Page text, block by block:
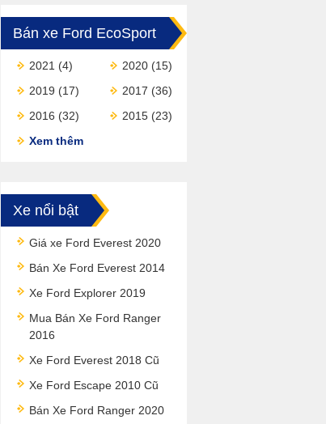
Bán xe Ford EcoSport
2021 (4) 2020 (15)
2019 (17) 2017 (36)
2016 (32) 2015 (23)
Xem thêm
Xe nổi bật
Giá xe Ford Everest 2020
Bán Xe Ford Everest 2014
Xe Ford Explorer 2019
Mua Bán Xe Ford Ranger
2016
Xe Ford Everest 2018 Cũ
Xe Ford Escape 2010 Cũ
Bán Xe Ford Ranger 2020